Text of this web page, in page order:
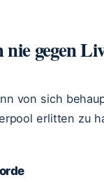
gegen
von sich
erlitten zu